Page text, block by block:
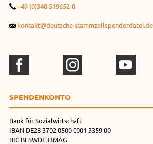
+49 (0)340 519652-0
kontakt@deutsche-stammzellspenderdatei.de
SPENDEN­KONTO
Bank für Sozialwirtschaft
IBAN DE28 3702 0500 0001 3359 00
BIC BFSWDE33MAG